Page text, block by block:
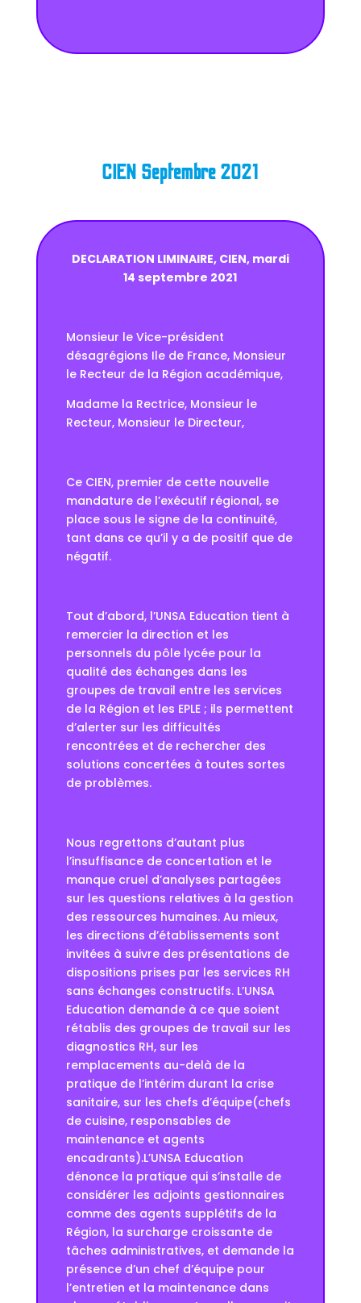
CIEN Septembre 2021
DECLARATION LIMINAIRE, CIEN, mardi
14 septembre 2021
Monsieur le Vice-président
désagrégions Ile de France, Monsieur
le Recteur de la Région académique,
Madame la Rectrice, Monsieur le
Recteur, Monsieur le Directeur,
Ce CIEN, premier de cette nouvelle
mandature de l’exécutif régional, se
place sous le signe de la continuité,
tant dans ce qu’il y a de positif que de
négatif.
Tout d’abord, l’UNSA Education tient à
remercier la direction et les
personnels du pôle lycée pour la
qualité des échanges dans les
groupes de travail entre les services
de la Région et les EPLE ; ils permettent
d’alerter sur les difficultés
rencontrées et de rechercher des
solutions concertées à toutes sortes
de problèmes.
Nous regrettons d’autant plus
l’insuffisance de concertation et le
manque cruel d’analyses partagées
sur les questions relatives à la gestion
des ressources humaines. Au mieux,
les directions d’établissements sont
invitées à suivre des présentations de
dispositions prises par les services RH
sans échanges constructifs. L’UNSA
Education demande à ce que soient
rétablis des groupes de travail sur les
diagnostics RH, sur les
remplacements au-delà de la
pratique de l’intérim durant la crise
sanitaire, sur les chefs d’équipe(chefs
de cuisine, responsables de
maintenance et agents
encadrants).L’UNSA Education
dénonce la pratique qui s’installe de
considérer les adjoints gestionnaires
comme des agents supplétifs de la
Région, la surcharge croissante de
tâches administratives, et demande la
présence d’un chef d’équipe pour
l’entretien et la maintenance dans